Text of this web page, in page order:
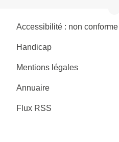
Accessibilité : non conforme
Handicap
Mentions légales
Annuaire
Flux RSS